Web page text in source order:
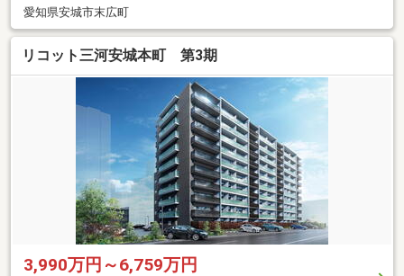
愛知県安城市末広町
リコット三河安城本町 第3期
3,990万円～6,759万円